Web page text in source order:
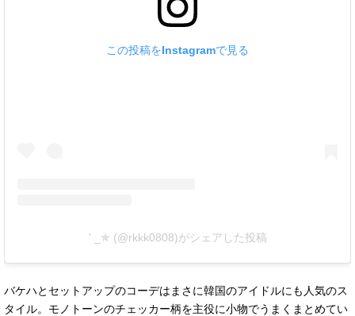
この投稿をInstagramで見る
' _✯ (@rkkk0808)がシェアした投稿
バケハとセットアップのコーデはまさに韓国のアイドルにも人気のス
タイル。モノトーンのチェッカー柄を主役に小物でうまくまとめてい